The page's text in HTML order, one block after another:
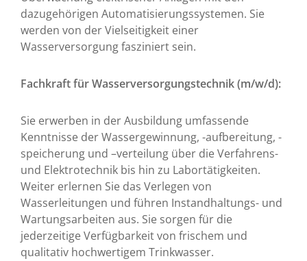
dazugehörigen Automatisierungssystemen. Sie
werden von der Vielseitigkeit einer
Wasserversorgung fasziniert sein.
Fachkraft für Wasserversorgungstechnik (m/w/d):
Sie erwerben in der Ausbildung umfassende
Kenntnisse der Wassergewinnung, -aufbereitung, -
speicherung und –verteilung über die Verfahrens-
und Elektrotechnik bis hin zu Labortätigkeiten.
Weiter erlernen Sie das Verlegen von
Wasserleitungen und führen Instandhaltungs- und
Wartungsarbeiten aus. Sie sorgen für die
jederzeitige Verfügbarkeit von frischem und
qualitativ hochwertigem Trinkwasser.